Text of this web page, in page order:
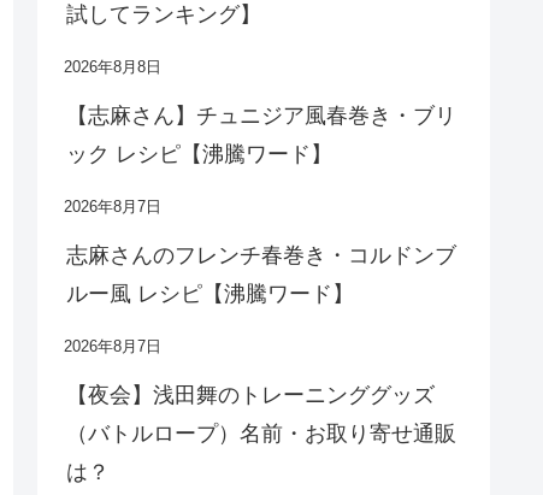
試してランキング】
2026年8月8日
【志麻さん】チュニジア風春巻き・ブリ
ック レシピ【沸騰ワード】
2026年8月7日
志麻さんのフレンチ春巻き・コルドンブ
ルー風 レシピ【沸騰ワード】
2026年8月7日
【夜会】浅田舞のトレーニンググッズ
（バトルロープ）名前・お取り寄せ通販
は？